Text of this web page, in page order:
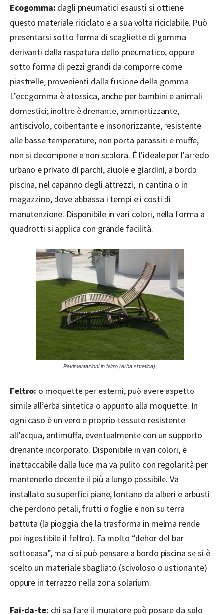
Ecogomma: dagli pneumatici esausti si ottiene
questo materiale riciclato e a sua volta riciclabile. Può
presentarsi sotto forma di scagliette di gomma
derivanti dalla raspatura dello pneumatico, oppure
sotto forma di pezzi grandi da comporre come
piastrelle, provenienti dalla fusione della gomma.
L’ecogomma è atossica, anche per bambini e animali
domestici; inoltre è drenante, ammortizzante,
antiscivolo, coibentante e insonorizzante, resistente
alle basse temperature, non porta parassiti e muffe,
non si decompone e non scolora. È l'ideale per l'arredo
urbano e privato di parchi, aiuole e giardini, a bordo
piscina, nel capanno degli attrezzi, in cantina o in
magazzino, dove abbassa i tempi e i costi di
manutenzione. Disponibile in vari colori, nella forma a
quadrotti si applica con grande facilità.
Pavimentazioni in feltro (erba sintetica).
Feltro: o moquette per esterni, può avere aspetto
simile all’erba sintetica o appunto alla moquette. In
ogni caso è un vero e proprio tessuto resistente
all’acqua, antimuffa, eventualmente con un supporto
drenante incorporato. Disponibile in vari colori, è
inattaccabile dalla luce ma va pulito con regolarità per
mantenerlo decente il più a lungo possibile. Va
installato su superfici piane, lontano da alberi e arbusti
che perdono petali, frutti o foglie e non su terra
battuta (la pioggia che la trasforma in melma rende
poi ingestibile il feltro). Fa molto “dehor del bar
sottocasa”, ma ci si può pensare a bordo piscina se si è
scelto un materiale sbagliato (scivoloso o ustionante)
oppure in terrazzo nella zona solarium.
Fai-da-te: chi sa fare il muratore può posare da solo